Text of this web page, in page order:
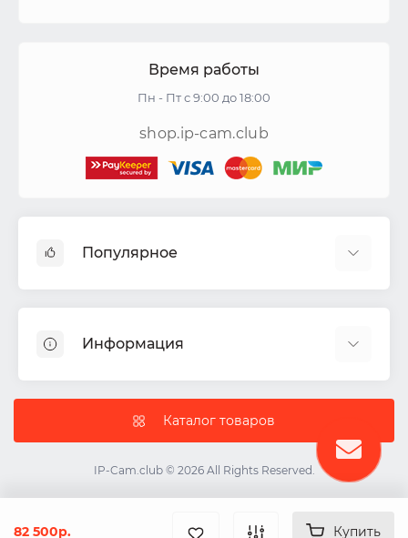
82 500р. Купить
Время работы
Пн - Пт с 9:00 до 18:00
shop.ip-cam.club
Популярное
Акустические системы
СКУД
Комплекты ИБП
Информация
Политика Безопасности
Условия соглашения
Контакты
Каталог товаров
IP-Cam.club © 2026 All Rights Reserved.